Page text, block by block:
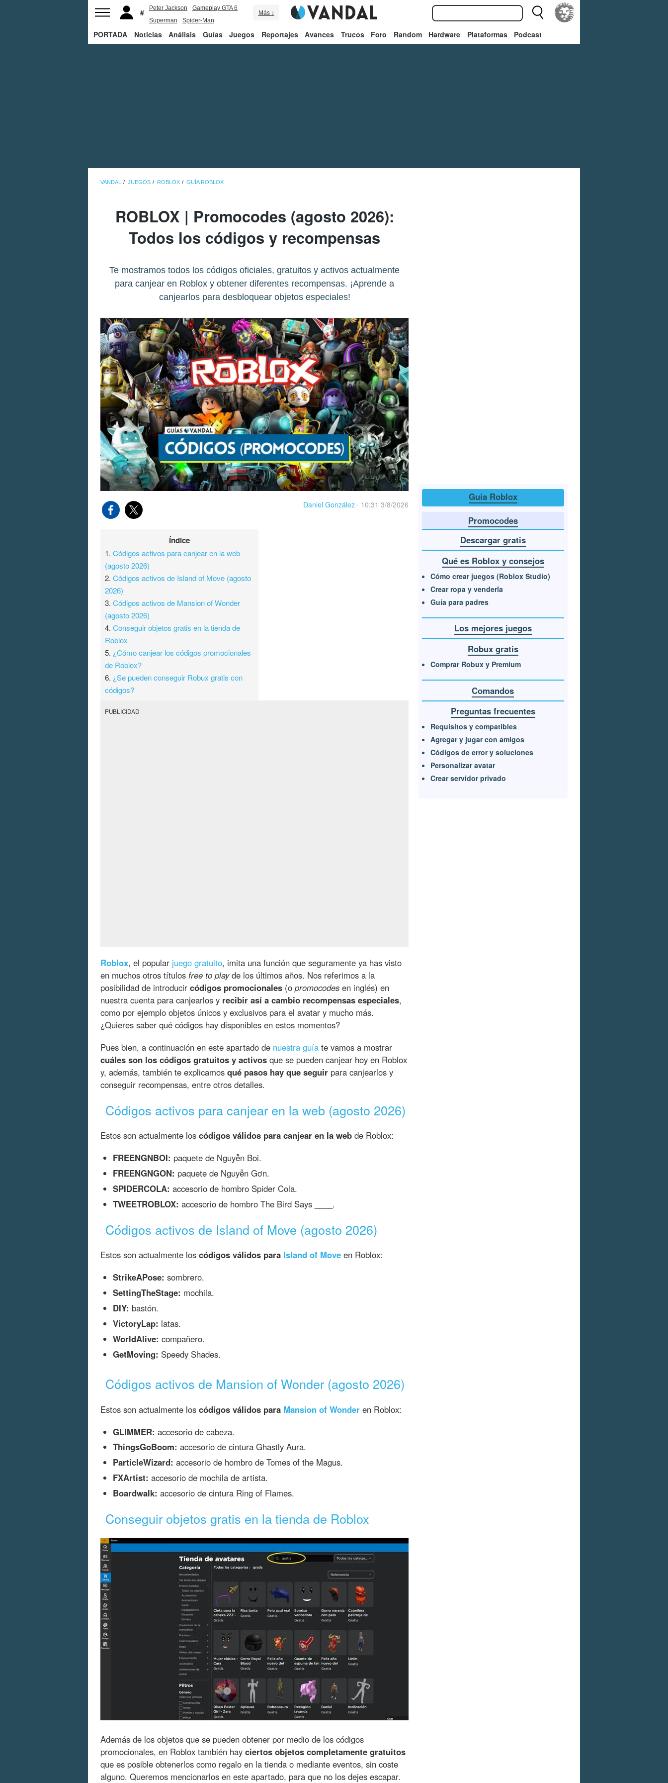
Peter Jackson
Gameplay GTA 6
Superman
Spider-Man
Más ↓
PORTADA Noticias Análisis Guías Juegos Reportajes Avances Trucos Foro Random Hardware Plataformas Podcast
VANDAL JUEGOS ROBLOX GUÍA ROBLOX
ROBLOX | Promocodes (agosto 2026):
Todos los códigos y recompensas
Te mostramos todos los códigos oficiales, gratuitos y activos actualmente
para canjear en Roblox y obtener diferentes recompensas. ¡Aprende a
canjearlos para desbloquear objetos especiales!
Daniel González · 10:31 3/8/2026
Índice
1.Códigos activos para canjear en la web
(agosto 2026)
2.Códigos activos de Island of Move (agosto
2026)
3.Códigos activos de Mansion of Wonder
(agosto 2026)
4.Conseguir objetos gratis en la tienda de
Roblox
5. ¿Cómo canjear los códigos promocionales
de Roblox?
6. ¿Se pueden conseguir Robux gratis con
códigos?
PUBLICIDAD
Roblox, el popular juego gratuito, imita una función que seguramente ya has visto
en muchos otros títulos free to playde los últimos años. Nos referimos a la
posibilidad de introducir códigos promocionales (o promocodes en inglés) en
nuestra cuenta para canjearlos y recibir así a cambio recompensas especiales,
como por ejemplo objetos únicos y exclusivos para el avatar y mucho más.
¿Quieres saber qué códigos hay disponibles en estos momentos?
Pues bien, a continuación en este apartado de nuestra guía te vamos a mostrar
cuáles son los códigos gratuitos y activos que se pueden canjear hoy en Roblox
y, además, también te explicamos qué pasos hay que seguir para canjearlos y
conseguir recompensas, entre otros detalles.
Códigos activos para canjear en la web (agosto 2026)
Estos son actualmente los códigos válidos para canjear en la web de Roblox:
FREENGNBOI: paquete de Nguyễn Boi.
FREENGNGON: paquete de Nguyễn Gơn.
SPIDERCOLA: accesorio de hombro Spider Cola.
TWEETROBLOX: accesorio de hombro The Bird Says ____.
Códigos activos de Island of Move (agosto 2026)
Estos son actualmente los códigos válidos para Island of Move en Roblox:
StrikeAPose: sombrero.
SettingTheStage: mochila.
DIY: bastón.
VictoryLap: latas.
WorldAlive: compañero.
GetMoving: Speedy Shades.
Códigos activos de Mansion of Wonder (agosto 2026)
Estos son actualmente los códigos válidos para Mansion of Wonder en Roblox:
GLIMMER: accesorio de cabeza.
ThingsGoBoom: accesorio de cintura Ghastly Aura.
ParticleWizard: accesorio de hombro de Tomes of the Magus.
FXArtist: accesorio de mochila de artista.
Boardwalk: accesorio de cintura Ring of Flames.
Conseguir objetos gratis en la tienda de Roblox
Además de los objetos que se pueden obtener por medio de los códigos
promocionales, en Roblox también hay ciertos objetos completamente gratuitos
que es posible obtenerlos como regalo en la tienda o mediante eventos, sin coste
alguno. Queremos mencionarlos en este apartado, para que no los dejes escapar.
Guía Roblox
Promocodes
Descargar gratis
Qué es Roblox y consejos
Cómo crear juegos (Roblox Studio)
Crear ropa y venderla
Guía para padres
Los mejores juegos
Robux gratis
Comprar Robux y Premium
Comandos
Preguntas frecuentes
Requisitos y compatibles
Agregar y jugar con amigos
Códigos de error y soluciones
Personalizar avatar
Crear servidor privado